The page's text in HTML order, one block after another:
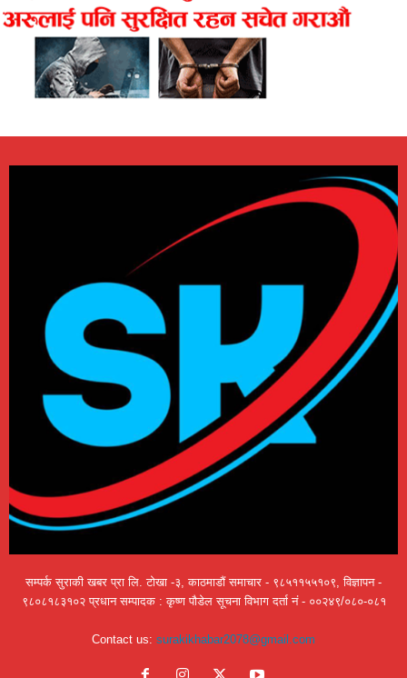
सम्पर्क सुराकी खबर प्रा लि. टोखा -३, काठमाडौं समाचार - ९८५११५५१०९, विज्ञापन -
९८०८१८३१०२ प्रधान सम्पादक : कृष्ण पौडेल सूचना विभाग दर्ता नं - ००२४९/०८०-०८१
Contact us: surakikhabar2078@gmail.com